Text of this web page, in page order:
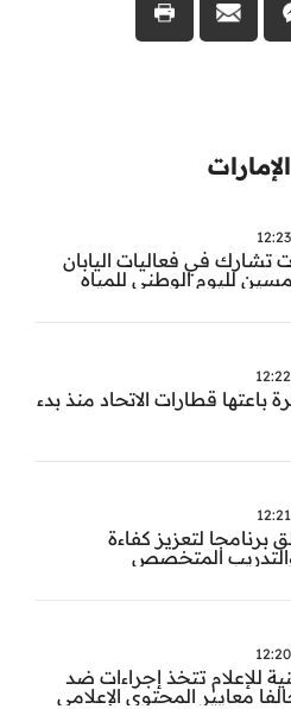
تشارك في فعاليات اليابان
لليوم الوطني للمياه
باعتها قطارات الاتحاد منذ بدء
برنامجا لتعزيز كفاءة
والتدريب المتخصص
للإعلام تتخذ إجراءات ضد
معايير المحتوى الإعلامي